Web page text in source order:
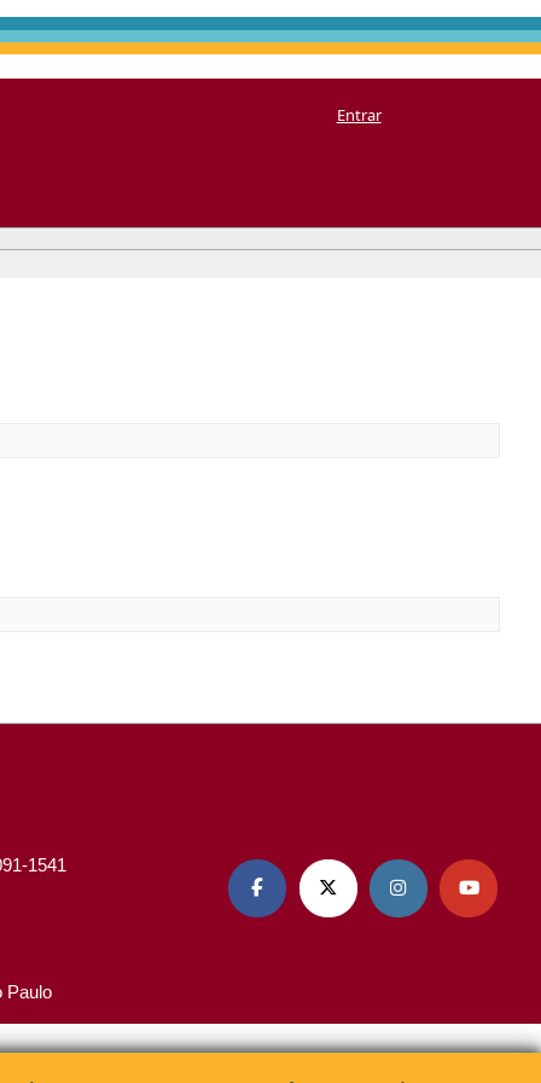
Entrar
1541
   
Paulo